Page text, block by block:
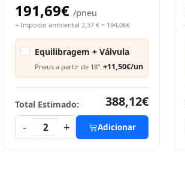
191,69€ /pneu
+ Imposto ambiental 2,37 € = 194,06€
Equilibragem + Válvula
Pneus a partir de 18" +11,50€/un
Total Estimado:
388,12€
-
2 + Adicionar